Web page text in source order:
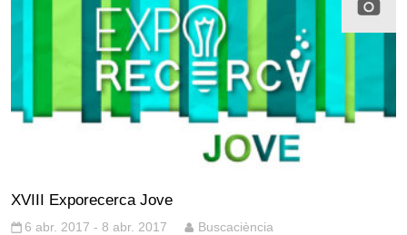
XVIII Exporecerca Jove
6 abr. 2017 - 8 abr. 2017 Buscaciència